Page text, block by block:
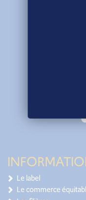
Le label
Le commerce